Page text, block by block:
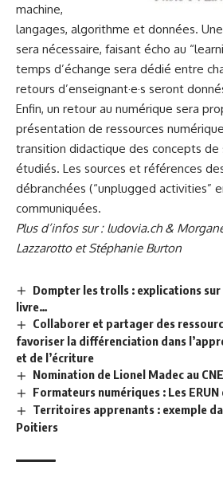
machine,
langages, algorithme et données.
sera nécessaire, faisant écho au
temps d’échange sera dédié entre
retours d’enseignant·e·s seront
Enfin, un retour au numérique sera
présentation de ressources
transition didactique des concepts de
étudiés. Les sources et références
débranchées (“unplugged activities”
communiquées.
Plus d’infos sur : ludovia.ch&
LazzarottoetStéphanie Burton
Dompter les trolls : explications sur
livre…
Collaborer et partager des
favoriser la différenciation dans
et de l’écriture
Nomination de Lionel Madec au
Formateurs numériques : Les
Territoires apprenants : exemple
Poitiers